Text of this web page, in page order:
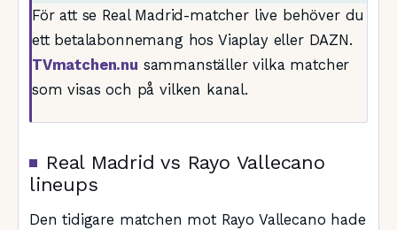
För att se Real Madrid-matcher live behöver du
ett betalabonnemang hos Viaplay eller DAZN.
TVmatchen.nu sammanställer vilka matcher
som visas och på vilken kanal.
Real Madrid vs Rayo Vallecano
lineups
Den tidigare matchen mot Rayo Vallecano hade